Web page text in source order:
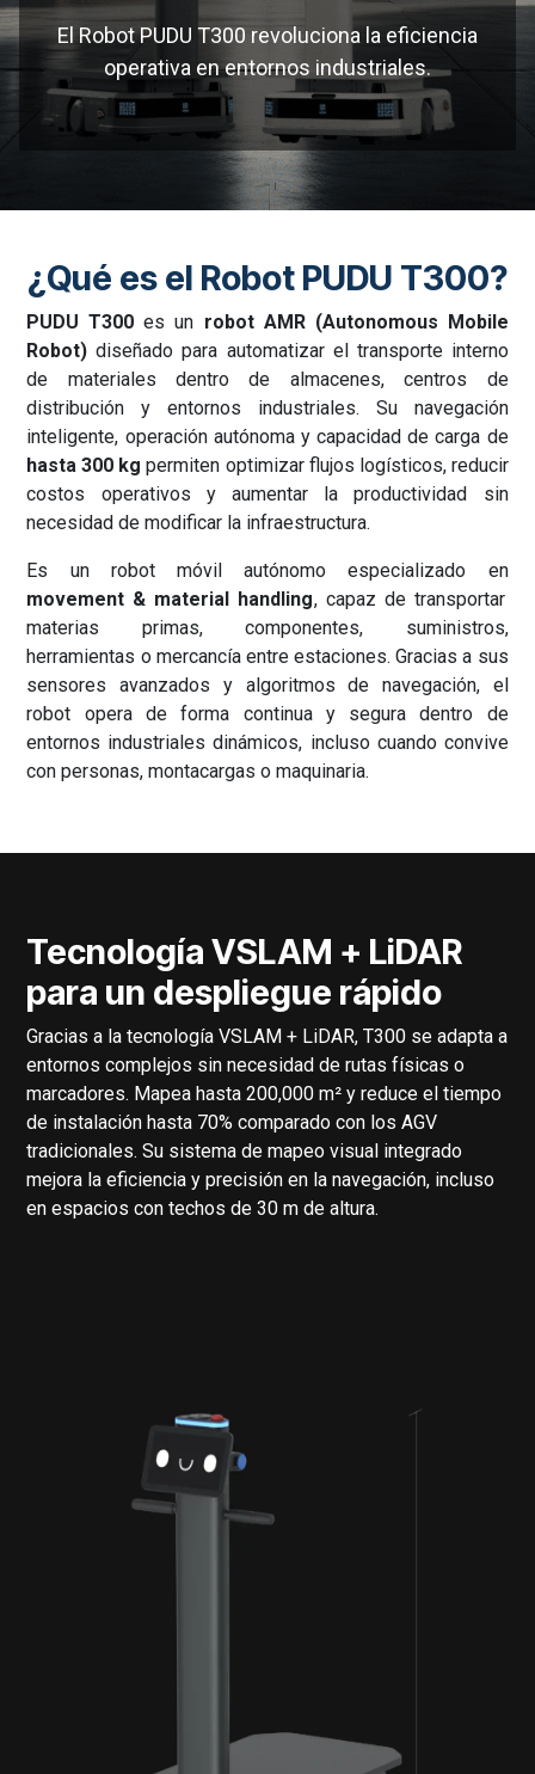
El Robot PUDU T300 revoluciona la eficiencia
operativa en entornos industriales.
¿Qué es el Robot PUDU T300?
PUDU T300 es un robot AMR (Autonomous Mobile
Robot) diseñado para automatizar el transporte interno
de materiales dentro de almacenes, centros de
distribución y entornos industriales. Su navegación
inteligente, operación autónoma y capacidad de carga de
hasta 300 kg permiten optimizar flujos logísticos, reducir
costos operativos y aumentar la productividad sin
necesidad de modificar la infraestructura.
Es un robot móvil autónomo especializado en
movement & material handling, capaz de transportar
materias primas, componentes, suministros,
herramientas o mercancía entre estaciones. Gracias a sus
sensores avanzados y algoritmos de navegación, el
robot opera de forma continua y segura dentro de
entornos industriales dinámicos, incluso cuando convive
con personas, montacargas o maquinaria.
Tecnología VSLAM + LiDAR
para un despliegue rápido
Gracias a la tecnología VSLAM + LiDAR, T300 se adapta a
entornos complejos sin necesidad de rutas físicas o
marcadores. Mapea hasta 200,000 m² y reduce el tiempo
de instalación hasta 70% comparado con los AGV
tradicionales. Su sistema de mapeo visual integrado
mejora la eficiencia y precisión en la navegación, incluso
en espacios con techos de 30 m de altura.